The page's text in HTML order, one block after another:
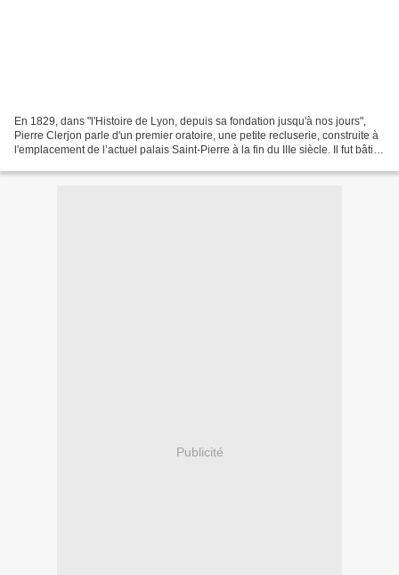
En 1829, dans "l'Histoire de Lyon, depuis sa fondation jusqu'à nos jours",
Pierre Clerjon parle d'un premier oratoire, une petite recluserie, construite à
l'emplacement de l’actuel palais Saint-Pierre à la fin du IIIe siècle. Il fut bâti
Publicité